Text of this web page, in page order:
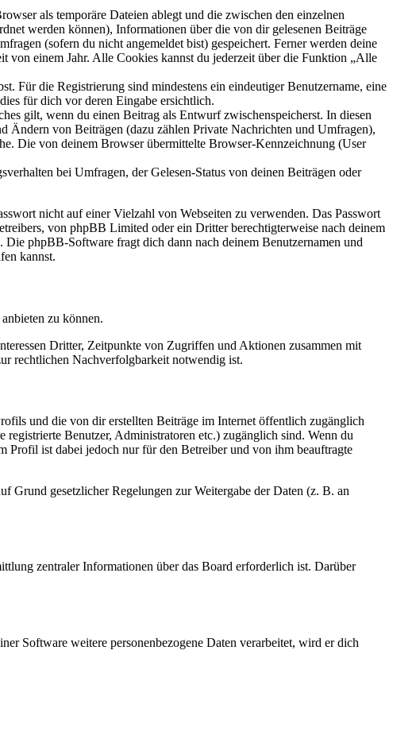
als temporäre Dateien ablegt und die zwischen den einzelnen
werden können), Informationen über die von dir gelesenen Beiträge
(sofern du nicht angemeldet bist) gespeichert. Ferner werden deine
von einem Jahr. Alle Cookies kannst du jederzeit über die Funktion „Alle
Für die Registrierung sind mindestens ein eindeutiger Benutzername, eine
für dich vor deren Eingabe ersichtlich.
gilt, wenn du einen Beitrag als Entwurf zwischenspeicherst. In diesen
Ändern von Beiträgen (dazu zählen Private Nachrichten und Umfragen),
Die von deinem Browser übermittelte Browser-Kennzeichnung (User
bei Umfragen, der Gelesen-Status von deinen Beiträgen oder
nicht auf einer Vielzahl von Webseiten zu verwenden. Das Passwort
von phpBB Limited oder ein Dritter berechtigterweise nach deinem
Die phpBB-Software fragt dich dann nach deinem Benutzernamen und
kannst.
zu können.
Dritter, Zeitpunkte von Zugriffen und Aktionen zusammen mit
rechtlichen Nachverfolgbarkeit notwendig ist.
und die von dir erstellten Beiträge im Internet öffentlich zugänglich
Benutzer, Administratoren etc.) zugänglich sind. Wenn du
Profil ist dabei jedoch nur für den Betreiber und von ihm beauftragte
Grund gesetzlicher Regelungen zur Weitergabe der Daten (z. B. an
zentraler Informationen über das Board erforderlich ist. Darüber
Software weitere personenbezogene Daten verarbeitet, wird er dich